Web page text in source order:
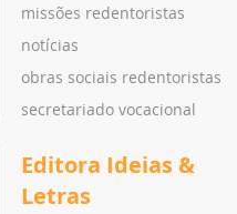
missões redentoristas
notícias
obras sociais redentoristas
secretariado vocacional
Editora Ideias &
Letras